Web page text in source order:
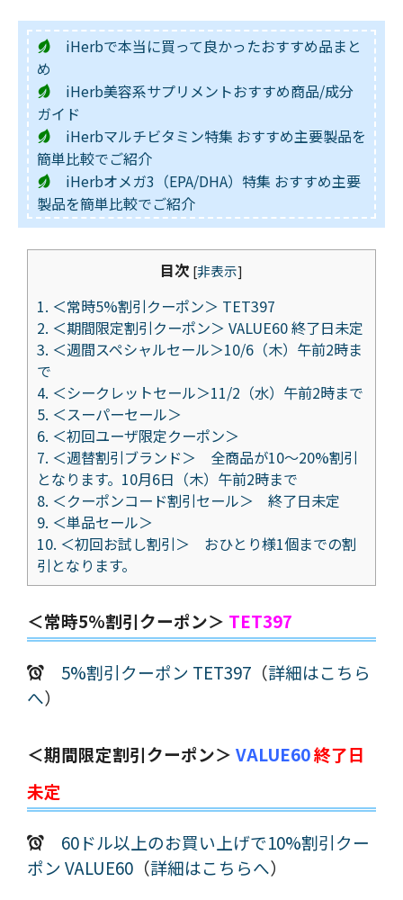
iHerbで本当に買って良かったおすすめ品まと
め
iHerb美容系サプリメントおすすめ商品/成分
ガイド
iHerbマルチビタミン特集 おすすめ主要製品を
簡単比較でご紹介
iHerbオメガ3（EPA/DHA）特集 おすすめ主要
製品を簡単比較でご紹介
目次 [非表示]
1. ＜常時5%割引クーポン＞ TET397
2. ＜期間限定割引クーポン＞ VALUE60 終了日未定
3. ＜週間スペシャルセール＞10/6（木）午前2時ま
で
4. ＜シークレットセール＞11/2（水）午前2時まで
5. ＜スーパーセール＞
6. ＜初回ユーザ限定クーポン＞
7. ＜週替割引ブランド＞ 全商品が10～20%割引
となります。10月6日（木）午前2時まで
8. ＜クーポンコード割引セール＞ 終了日未定
9. ＜単品セール＞
10. ＜初回お試し割引＞ おひとり様1個までの割
引となります。
＜常時5%割引クーポン＞ TET397
5%割引クーポン TET397 （詳細はこちら
へ）
＜期間限定割引クーポン＞ VALUE60終了日
未定
60ドル以上のお買い上げで10%割引クー
ポン VALUE60 （詳細はこちらへ）